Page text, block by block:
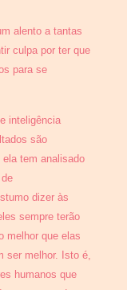
alento a tantas
culpa por ter que
para se
inteligência
são
tem analisado
dizer às
sempre terão
melhor que elas
ser melhor. Isto é,
humanos que